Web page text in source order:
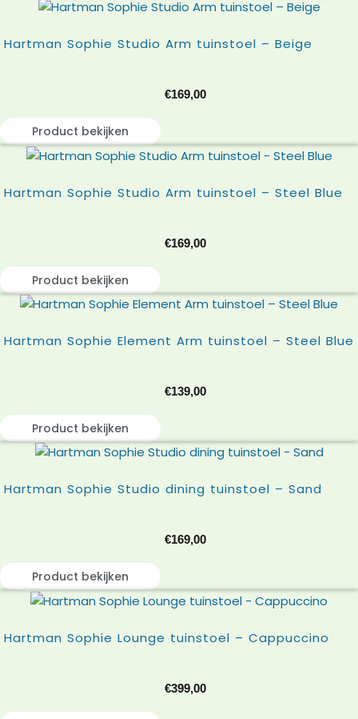
Hartman Sophie Studio Arm tuinstoel – Beige
€169,00
Product bekijken
Hartman Sophie Studio Arm tuinstoel – Steel Blue
€169,00
Product bekijken
Hartman Sophie Element Arm tuinstoel – Steel Blue
€139,00
Product bekijken
Hartman Sophie Studio dining tuinstoel – Sand
€169,00
Product bekijken
Hartman Sophie Lounge tuinstoel – Cappuccino
€399,00